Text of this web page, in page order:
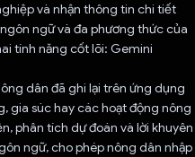
và nhận thông tin chi tiết
ngữ và đa phương thức của
tính năng cốt lõi: Gemini
dân đã ghi lại trên ứng dụng
gia súc hay các hoạt động nông
phân tích dự đoán và lời khuyên
ngữ, cho phép nông dân nhập